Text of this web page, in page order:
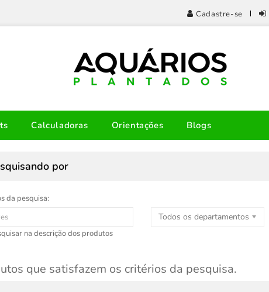
Cadastre-se
Calculadoras Orientações Blogs
por
da pesquisa:
Todos os departamentos
na descrição dos produtos
que satisfazem os critérios da pesquisa.